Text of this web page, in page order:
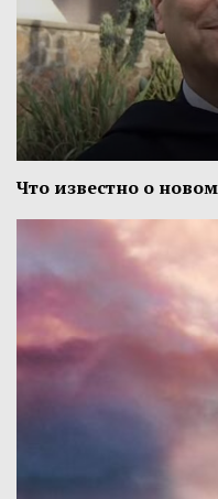
Что известно о